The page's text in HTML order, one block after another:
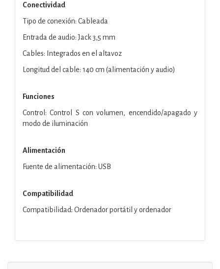
Conectividad
Tipo de conexión: Cableada
Entrada de audio: Jack 3,5 mm
Cables: Integrados en el altavoz
Longitud del cable: 140 cm (alimentación y audio)
Funciones
Control: Control S con volumen, encendido/apagado y
modo de iluminación
Alimentación
Fuente de alimentación: USB
Compatibilidad
Compatibilidad: Ordenador portátil y ordenador